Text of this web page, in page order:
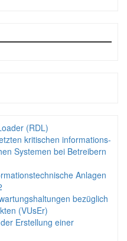
(RDL)
kritischen informations-
Systemen bei Betreibern
Anlagen
bezüglich
(VUsEr)
Erstellung einer